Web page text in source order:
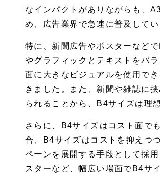
なインパクトがありながらも、
め、広告業界で急速に普及してい
特に、新聞広告やポスターなど
やグラフィックとテキストをバ
面に大きなビジュアルを使用で
きました。また、新聞や雑誌に
られることから、B4サイズは理
さらに、B4サイズはコスト面で
合、B4サイズはコストを抑えつ
ペーンを展開する手段として採
スターなど、幅広い場面でB4サ